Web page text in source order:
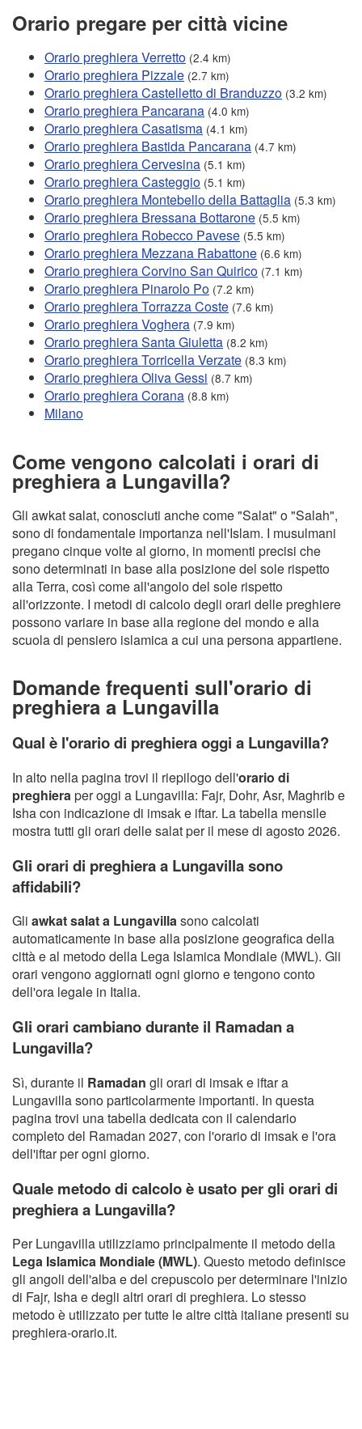
Orario pregare per città vicine
Orario preghiera Verretto (2.4 km)
Orario preghiera Pizzale (2.7 km)
Orario preghiera Castelletto di Branduzzo (3.2 km)
Orario preghiera Pancarana (4.0 km)
Orario preghiera Casatisma (4.1 km)
Orario preghiera Bastida Pancarana (4.7 km)
Orario preghiera Cervesina (5.1 km)
Orario preghiera Casteggio (5.1 km)
Orario preghiera Montebello della Battaglia (5.3 km)
Orario preghiera Bressana Bottarone (5.5 km)
Orario preghiera Robecco Pavese (5.5 km)
Orario preghiera Mezzana Rabattone (6.6 km)
Orario preghiera Corvino San Quirico (7.1 km)
Orario preghiera Pinarolo Po (7.2 km)
Orario preghiera Torrazza Coste (7.6 km)
Orario preghiera Voghera (7.9 km)
Orario preghiera Santa Giuletta (8.2 km)
Orario preghiera Torricella Verzate (8.3 km)
Orario preghiera Oliva Gessi (8.7 km)
Orario preghiera Corana (8.8 km)
Milano
Come vengono calcolati i orari di
preghiera a Lungavilla?
Gli awkat salat, conosciuti anche come "Salat" o "Salah",
sono di fondamentale importanza nell'Islam. I musulmani
pregano cinque volte al giorno, in momenti precisi che
sono determinati in base alla posizione del sole rispetto
alla Terra, così come all'angolo del sole rispetto
all'orizzonte. I metodi di calcolo degli orari delle preghiere
possono variare in base alla regione del mondo e alla
scuola di pensiero islamica a cui una persona appartiene.
Domande frequenti sull'orario di
preghiera a Lungavilla
Qual è l'orario di preghiera oggi a Lungavilla?
In alto nella pagina trovi il riepilogo dell'orario di
preghieraper oggi a Lungavilla: Fajr, Dohr, Asr, Maghrib e
Isha con indicazione di imsak e iftar. La tabella mensile
mostra tutti gli orari delle salat per il mese di agosto 2026.
Gli orari di preghiera a Lungavilla sono
affidabili?
Gli awkat salat a Lungavillasono calcolati
automaticamente in base alla posizione geografica della
città e al metodo della Lega Islamica Mondiale (MWL). Gli
orari vengono aggiornati ogni giorno e tengono conto
dell'ora legale in Italia.
Gli orari cambiano durante il Ramadan a
Lungavilla?
Sì, durante il Ramadan gli orari di imsak e iftar a
Lungavilla sono particolarmente importanti. In questa
pagina trovi una tabella dedicata con il calendario
completo del Ramadan 2027, con l'orario di imsak e l'ora
dell'iftar per ogni giorno.
Quale metodo di calcolo è usato per gli orari di
preghiera a Lungavilla?
Per Lungavilla utilizziamo principalmente il metodo della
Lega Islamica Mondiale (MWL). Questo metodo definisce
gli angoli dell'alba e del crepuscolo per determinare l'inizio
di Fajr, Isha e degli altri orari di preghiera. Lo stesso
metodo è utilizzato per tutte le altre città italiane presenti su
preghiera-orario.it.